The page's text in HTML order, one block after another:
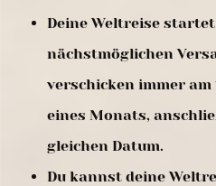
Deine Weltreise
nächstmöglichen
verschicken immer am
eines Monats,
gleichen Datum.
Du kannst deine